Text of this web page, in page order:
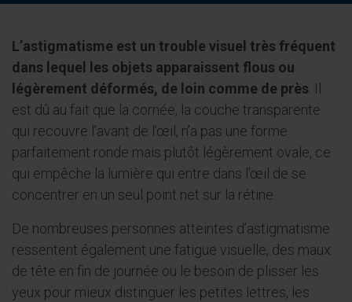
L’astigmatisme est un trouble visuel très fréquent
dans lequel les objets apparaissent flous ou
légèrement déformés, de loin comme de près. Il
est dû au fait que la cornée, la couche transparente
qui recouvre l’avant de l’œil, n’a pas une forme
parfaitement ronde mais plutôt légèrement ovale, ce
qui empêche la lumière qui entre dans l’œil de se
concentrer en un seul point net sur la rétine.
De nombreuses personnes atteintes d’astigmatisme
ressentent également une fatigue visuelle, des maux
de tête en fin de journée ou le besoin de plisser les
yeux pour mieux distinguer les petites lettres, les